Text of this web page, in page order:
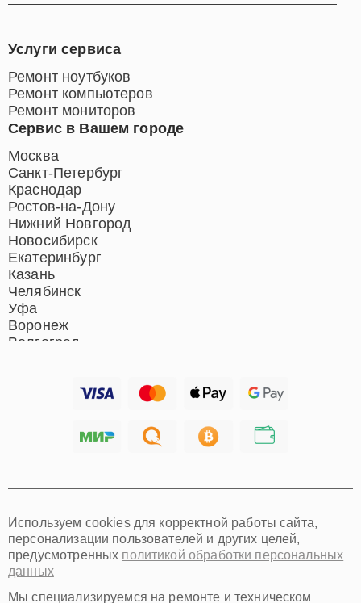
Сервис в Вашем городе
Москва
Санкт-Петербург
Краснодар
Ростов-на-Дону
Нижний Новгород
Новосибирск
Екатеринбург
Казань
Челябинск
Уфа
Воронеж
Волгоград
Хабаровск
Самара
Омск
Красноярск
Пермь
Ульяновск
Киров
Услуги сервиса
Ремонт ноутбуков
Ремонт компьютеров
Ремонт мониторов
Используем cookies для корректной работы сайта,
персонализации пользователей и других целей,
предусмотренныхполитикой обработки персональных
данных
Мы специализируемся на ремонте и техническом